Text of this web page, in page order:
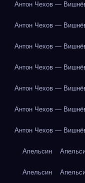
Антон Чехов —
Антон Чехов —
Антон Чехов —
Антон Чехов —
Антон Чехов —
Антон Чехов —
Антон Чехов —
Апельсин
Апельсин